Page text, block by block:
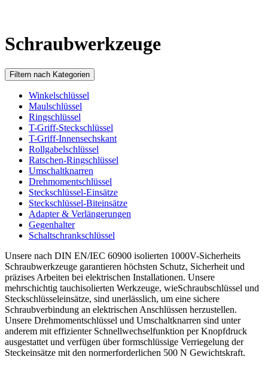
Schraubwerkzeuge
Filtern nach Kategorien
Winkelschlüssel
Maulschlüssel
Ringschlüssel
T-Griff-Steckschlüssel
T-Griff-Innensechskant
Rollgabelschlüssel
Ratschen-Ringschlüssel
Umschaltknarren
Drehmomentschlüssel
Steckschlüssel-Einsätze
Steckschlüssel-Biteinsätze
Adapter & Verlängerungen
Gegenhalter
Schaltschrankschlüssel
Unsere nach DIN EN/IEC 60900 isolierten 1000V-Sicherheits
Schraubwerkzeuge garantieren höchsten Schutz, Sicherheit und
präzises Arbeiten bei elektrischen Installationen. Unsere
mehrschichtig tauchisolierten Werkzeuge, wieSchraubschlüssel und
Steckschlüsseleinsätze, sind unerlässlich, um eine sichere
Schraubverbindung an elektrischen Anschlüssen herzustellen.
Unsere Drehmomentschlüssel und Umschaltknarren sind unter
anderem mit effizienter Schnellwechselfunktion per Knopfdruck
ausgestattet und verfügen über formschlüssige Verriegelung der
Steckeinsätze mit den normerforderlichen 500 N Gewichtskraft.